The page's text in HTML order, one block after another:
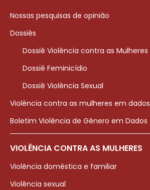
Nossas pesquisas de opinião
Dossiês
Dossiê Violência contra as Mulheres
Dossiê Feminicídio
Dossiê Violência Sexual
Violência contra as mulheres em dados
Boletim Violência de Gênero em Dados
VIOLÊNCIA CONTRA AS MULHERES
Violência doméstica e familiar
Violência sexual